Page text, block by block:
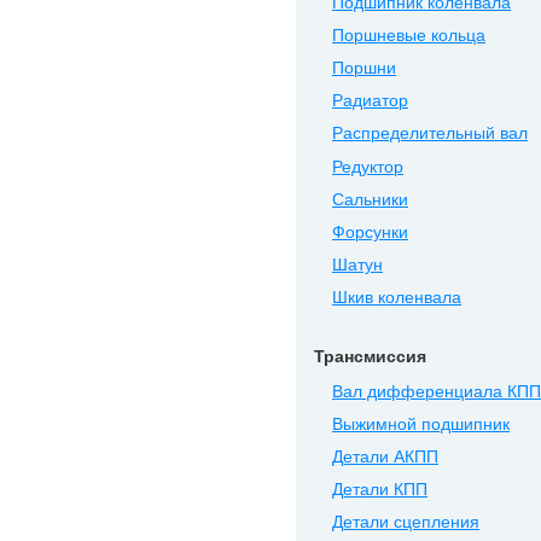
Поршневые кольца
Поршни
Радиатор
Распределительный вал
Редуктор
Сальники
Форсунки
Шатун
Шкив коленвала
Трансмиссия
Вал дифференциала КПП
Выжимной подшипник
Детали АКПП
Детали КПП
Детали сцепления